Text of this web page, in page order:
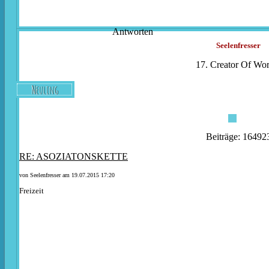
Antworten
Seelenfresser
17. Creator Of
Neuling
Beiträge:
RE: ASOZIATONSKETTE
von Seelenfresseram 19.07.2015 17:20
Freizeit